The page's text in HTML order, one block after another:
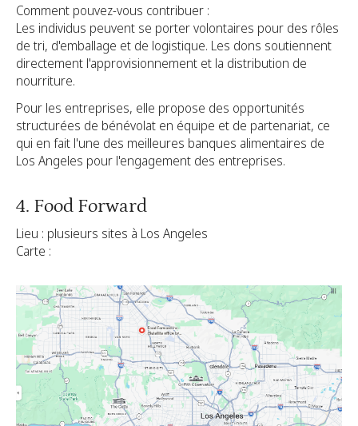
Comment pouvez-vous contribuer :
Les individus peuvent se porter volontaires pour des rôles
de tri, d'emballage et de logistique. Les dons soutiennent
directement l'approvisionnement et la distribution de
nourriture.
Pour les entreprises, elle propose des opportunités
structurées de bénévolat en équipe et de partenariat, ce
qui en fait l'une des meilleures banques alimentaires de
Los Angeles pour l'engagement des entreprises.
4. Food Forward
Lieu : plusieurs sites à Los Angeles
Carte :